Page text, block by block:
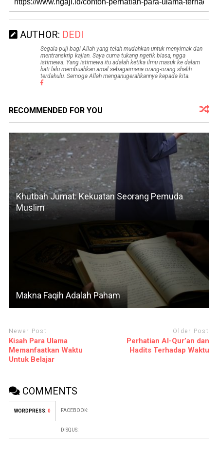
AUTHOR: DEDI
Segala puji bagi Allah yang telah mudahkan untuk menyimak dan
mentranskrip kajian. Saya cuma tukang ngetik biasa, ngga
istimewa. Yang istimewa itu adalah ketika ilmu masuk ke dalam
hati lalu membuahkan amal sebagaimana orang-orang shalih
terdahulu. Semoga Allah menganugerahkannya kepada kita.
RECOMMENDED FOR YOU
Khutbah Jumat: Kekuatan Seorang Pemuda
Muslim
Makna Faqih Adalah Paham
Newer Post
Kisah Para Ulama
Memanfaatkan Waktu
Untuk Belajar
Older Post
Perhatian Al-Qur’an dan
Hadits Terhadap Waktu
COMMENTS
WORDPRESS: 0 FACEBOOK:
DISQUS: